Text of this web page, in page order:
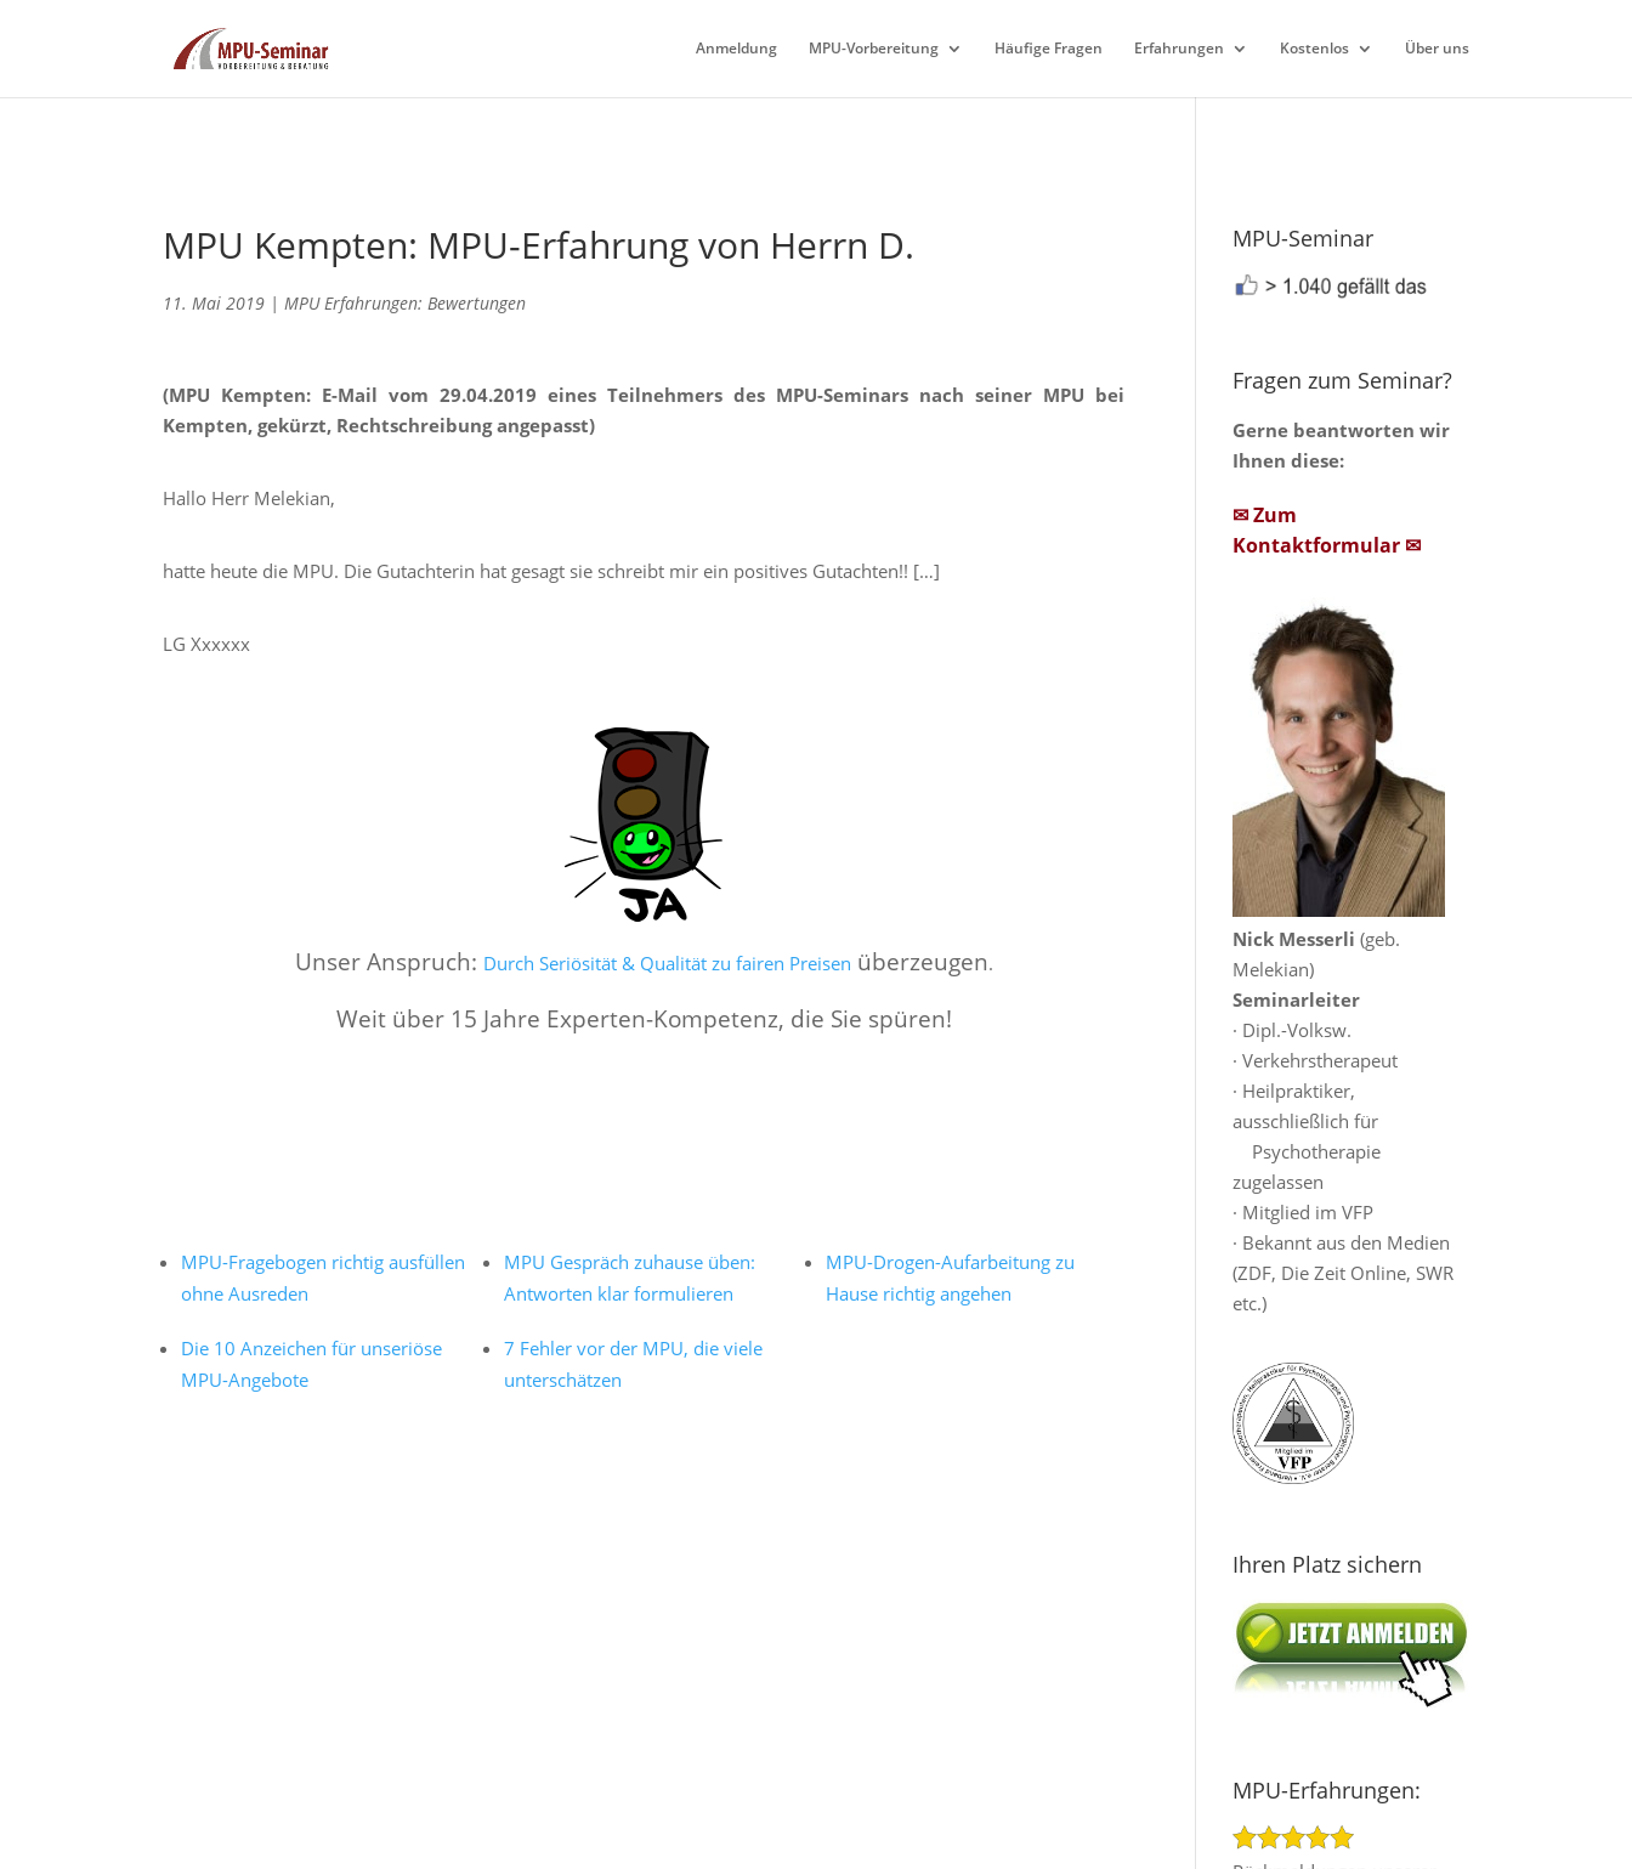
Anmeldung MPU-Vorbereitung Häufige Fragen Erfahrungen Kostenlos Über uns
MPU Kempten: MPU-Erfahrung von Herrn D.
11. Mai 2019 |MPU Erfahrungen: Bewertungen
(MPU Kempten: E-Mail vom 29.04.2019 eines Teilnehmers des MPU-Seminars nach seiner MPU bei
Kempten, gekürzt, Rechtschreibung angepasst)
Hallo Herr Melekian,
hatte heute die MPU. Die Gutachterin hat gesagt sie schreibt mir ein positives Gutachten!! […]
LG Xxxxxx
Unser Anspruch: Durch Seriösität & Qualität zu fairen Preisen überzeugen.
Weit über 15 Jahre Experten-Kompetenz, die Sie spüren!
MPU-Fragebogen richtig ausfüllen
ohne Ausreden
MPU Gespräch zuhause üben:
Antworten klar formulieren
MPU-Drogen-Aufarbeitung zu
Hause richtig angehen
Die 10 Anzeichen für unseriöse
MPU-Angebote
7 Fehler vor der MPU, die viele
unterschätzen
MPU-Seminar
Fragen zum Seminar?
Gerne beantworten wir
Ihnen diese:
✉ Zum
Kontaktformular ✉
Nick Messerli (geb.
Melekian)
Seminarleiter
· Dipl.-Volksw.
· Verkehrstherapeut
· Heilpraktiker,
ausschließlich für
Psychotherapie
zugelassen
· Mitglied im VFP
· Bekannt aus den Medien
(ZDF, Die Zeit Online, SWR
etc.)
Ihren Platz sichern
MPU-Erfahrungen: